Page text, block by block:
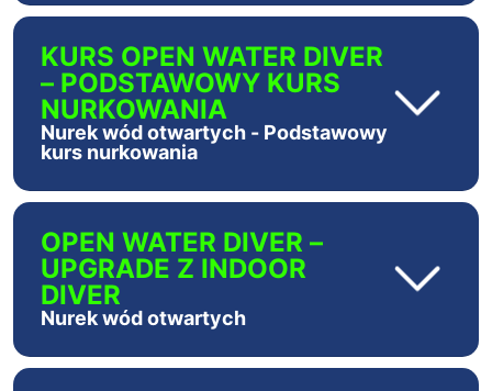
KURS OPEN WATER DIVER
– PODSTAWOWY KURS
NURKOWANIA
Nurek wód otwartych - Podstawowy
kurs nurkowania
OPEN WATER DIVER –
UPGRADE Z INDOOR
DIVER
Nurek wód otwartych